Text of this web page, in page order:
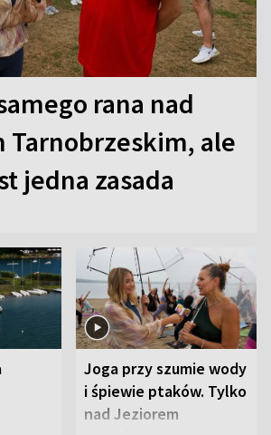
rana nad
Tarnobrzeskim, ale
jedna zasada
Joga przy szumie wody
i śpiewie ptaków. Tylko
nad Jeziorem